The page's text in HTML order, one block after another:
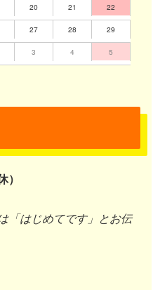
20 21 22
27 28 29
3 4 5
）
「はじめてです」とお伝